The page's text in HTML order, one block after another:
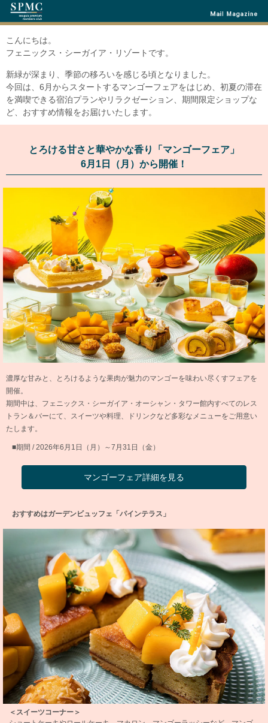
こんにちは。
フェニックス・シーガイア・リゾートです。
新緑が深まり、季節の移ろいを感じる頃となりました。
今回は、6月からスタートするマンゴーフェアをはじめ、初夏の滞在
を満喫できる宿泊プランやリラクゼーション、期間限定ショップな
ど、おすすめ情報をお届けいたします。
とろける甘さと華やかな香り「マンゴーフェア」
6月1日（月）から開催！
濃厚な甘みと、とろけるような果肉が魅力のマンゴーを味わい尽くすフェアを
開催。
期間中は、フェニックス・シーガイア・オーシャン・タワー館内すべてのレス
トラン＆バーにて、スイーツや料理、ドリンクなど多彩なメニューをご用意い
たします。
■期間 / 2026年6月1日（月）～7月31日（金）
マンゴーフェア詳細を見る
おすすめはガーデンビュッフェ「パインテラス」
＜スイーツコーナー＞